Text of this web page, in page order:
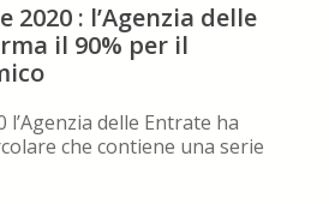
2020 : l’Agenzia delle
il 90% per il
l’Agenzia delle Entrate ha
che contiene una serie